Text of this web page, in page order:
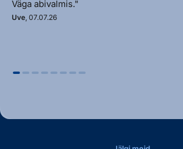
Väga abivalmis."
Uve , 07.07.26